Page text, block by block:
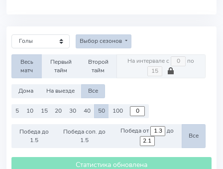
Выбор сезонов
Весь
матч
Первый
тайм
Второй
тайм
На интервале с по
Дома На выезде Все
5 10 15 20 30 40 50 100
Победа до
1.5
Победа соп. до
1.5
Победа от до
Все
Статистика обновлена